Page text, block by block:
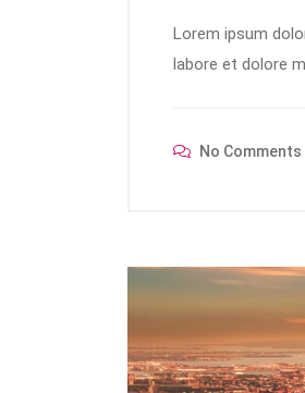
Lorem ipsum
labore et dolore
No Comments